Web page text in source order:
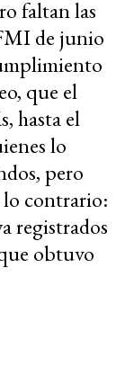
faltan las
de junio
que el
hasta el
lo
pero
contrario:
registrados
obtuvo